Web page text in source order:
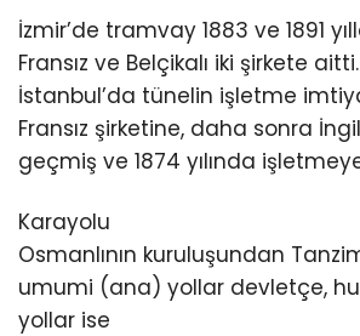
İzmir’de tramvay 1883 ve 1891
Fransız ve Belçikalı iki şirkete aitti.
İstanbul’da tünelin işletme
Fransız şirketine, daha sonra
geçmiş ve 1874 yılında işletmeye
Karayolu
Osmanlının kuruluşundan
umumi (ana) yollar devletçe,
yollar ise